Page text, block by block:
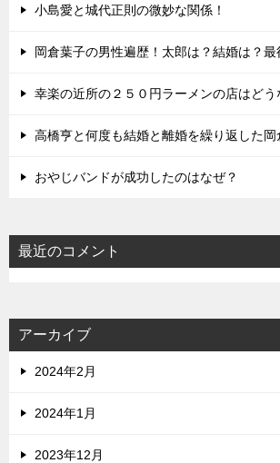
小島愛と城代正則の微妙な関係！
岡倉葉子の男性遍歴！太郎は？結婚は？最
幸楽の近所の２５０円ラーメンの店はどう
高橋亨と何度も結婚と離婚を繰り返した岡
おやじバンドが成功したのはなぜ？
最近のコメント
アーカイブ
2024年2月
2024年1月
2023年12月